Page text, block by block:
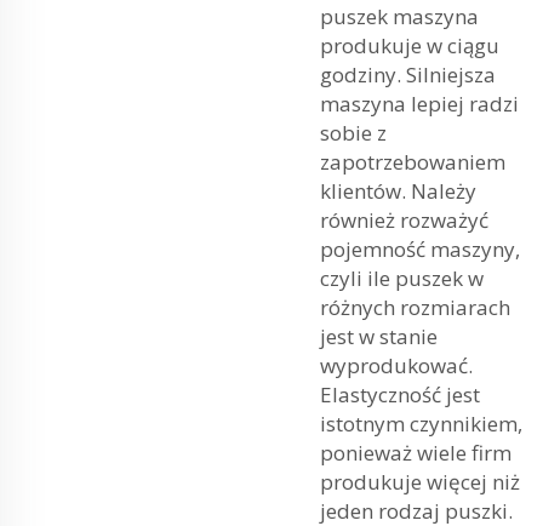
puszek maszyna
produkuje w ciągu
godziny. Silniejsza
maszyna lepiej radzi
sobie z
zapotrzebowaniem
klientów. Należy
również rozważyć
pojemność maszyny,
czyli ile puszek w
różnych rozmiarach
jest w stanie
wyprodukować.
Elastyczność jest
istotnym czynnikiem,
ponieważ wiele firm
produkuje więcej niż
jeden rodzaj puszki.